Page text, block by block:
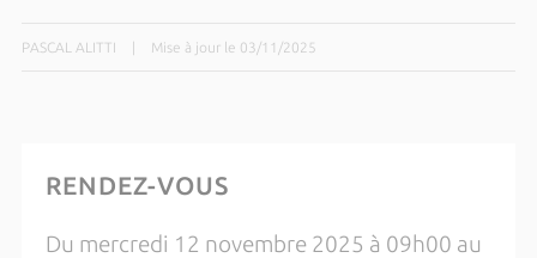
PASCAL ALITTI Mise à jour le 03/11/2025
RENDEZ-VOUS
Du mercredi 12 novembre 2025 à 09h00 au